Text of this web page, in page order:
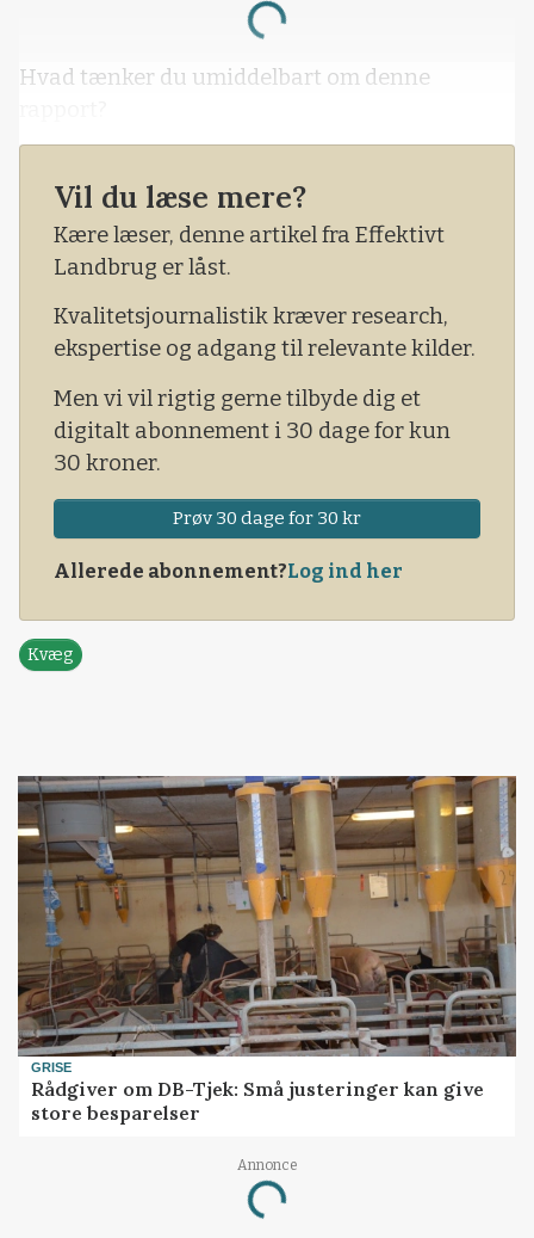
Loading...
Hvad tænker du umiddelbart om denne
Vil du læse mere?
Kære læser, denne artikel fra Effektivt
Landbrug er låst.
Kvalitetsjournalistik kræver research,
ekspertise og adgang til relevante kilder.
Men vi vil rigtig gerne tilbyde dig et
digitalt abonnement i 30 dage for kun
30 kroner.
Prøv 30 dage for 30 kr
Allerede abonnement?Log ind her
Kvæg
GRISE
Rådgiver om DB-Tjek: Små justeringer kan give
store besparelser
Annonce
Loading...